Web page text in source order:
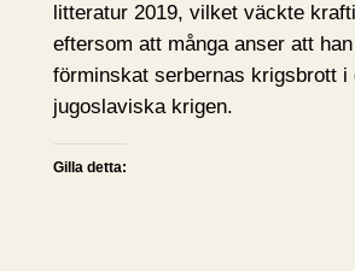
litteratur 2019, vilket väckte
eftersom att många anser att
förminskat serbernas krigsbrott i
jugoslaviska krigen.
Gilla detta: